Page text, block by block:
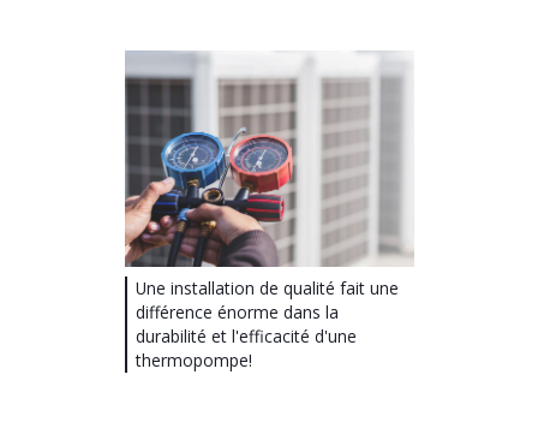
Une installation de qualité fait une
différence énorme dans la
durabilité et l'efficacité d'une
thermopompe!